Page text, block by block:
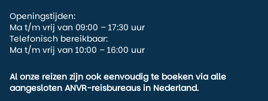
Openingstijden:
Ma t/m vrij van 09:00 – 17:30 uur
Telefonisch bereikbaar:
Ma t/m vrij van 10:00 – 16:00 uur
Al onze reizen zijn ook eenvoudig te boeken via alle
aangesloten ANVR-reisbureaus in Nederland.